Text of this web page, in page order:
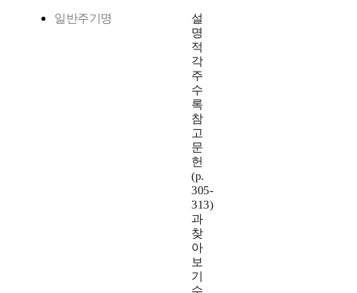
일반주기명
설
명
적
각
주
수
록
참
고
문
헌
(p.
305-
313)
과
찾
아
보
기